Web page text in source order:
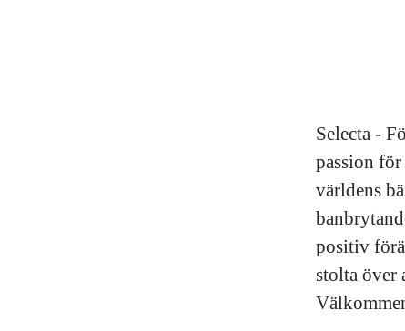
Selecta -
passion
världens
positiv
stolta över